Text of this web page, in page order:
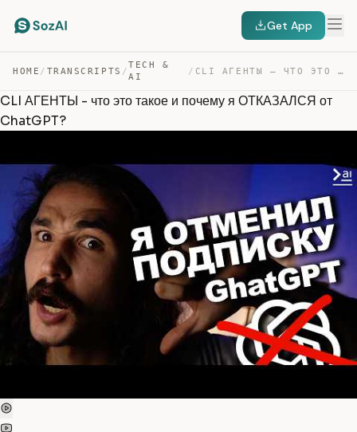
Get App
HOME / TRANSCRIPTS /
TECH &
AI
/ CLI АГЕНТЫ – ЧТО ЭТО ТАКОЕ И ПОЧЕМУ Я ОТКАЗАЛСЯ ОТ CHAT… — TRANSCRIPT
CLI АГЕНТЫ - что это такое и почему я ОТКАЗАЛСЯ от
ChatGPT?